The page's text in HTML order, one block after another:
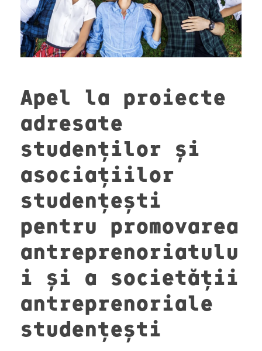
Apel la proiecte
adresate
studenților și
asociațiilor
studențești
pentru promovarea
antreprenoriatulu
i și a societății
antreprenoriale
studențești